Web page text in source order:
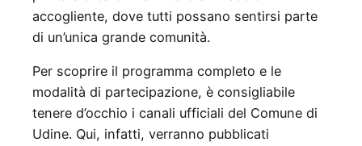
accogliente, dove tutti possano sentirsi parte
di un’unica grande comunità.
Per scoprire il programma completo e le
modalità di partecipazione, è consigliabile
tenere d’occhio i canali ufficiali del Comune di
Udine. Qui, infatti, verranno pubblicati